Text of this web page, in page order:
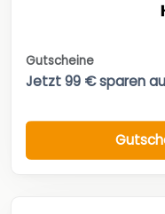
Gutscheine
Jetzt 99 € sparen